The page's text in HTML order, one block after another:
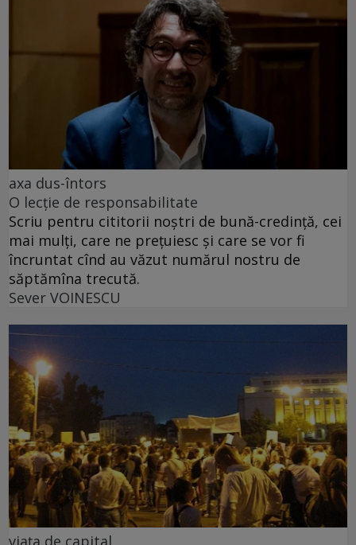
axa dus-întors
O lecție de responsabilitate
Scriu pentru cititorii noștri de bună-credință, cei
mai mulți, care ne prețuiesc și care se vor fi
încruntat cînd au văzut numărul nostru de
săptămîna trecută.
Sever VOINESCU